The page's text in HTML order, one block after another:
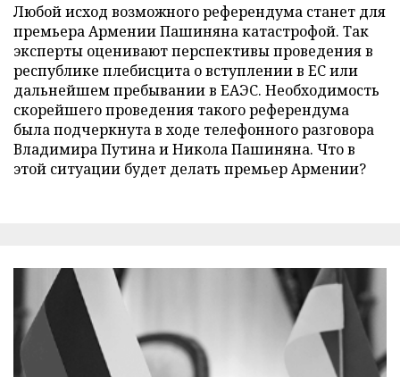
Любой исход возможного референдума станет для
премьера Армении Пашиняна катастрофой. Так
эксперты оценивают перспективы проведения в
республике плебисцита о вступлении в ЕС или
дальнейшем пребывании в ЕАЭС. Необходимость
скорейшего проведения такого референдума
была подчеркнута в ходе телефонного разговора
Владимира Путина и Никола Пашиняна. Что в
этой ситуации будет делать премьер Армении?